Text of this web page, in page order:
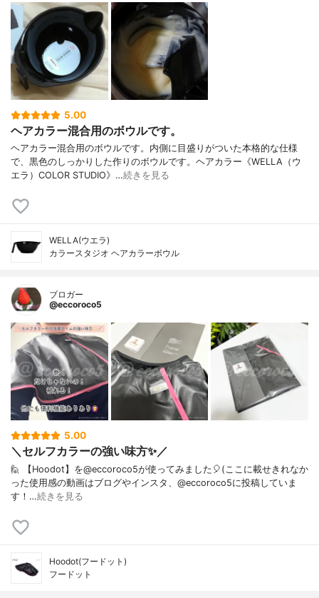
5.00
ヘアカラー混合用のボウルです。
ヘアカラー混合用のボウルです。内側に目盛りがついた本格的な仕様
で、黒色のしっかりした作りのボウルです。ヘアカラー《WELLA（ウ
エラ）COLOR STUDIO》…続きを見る
WELLA(ウエラ)
カラースタジオ ヘアカラーボウル
ブロガー
@eccoroco5
5.00
＼セルフカラーの強い味方✨／
🙋 【Hoodot】を@eccoroco5が使ってみました🎈⁡⁡⁡(ここに載せきれなか
った使用感の動画はブログやインスタ、@eccoroco5に投稿していま
す！…続きを見る
Hoodot(フードット)
フードット